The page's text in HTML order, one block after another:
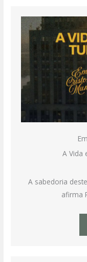
A Vida
A sabedoria
afirma